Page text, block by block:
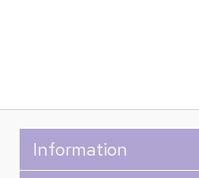
Information